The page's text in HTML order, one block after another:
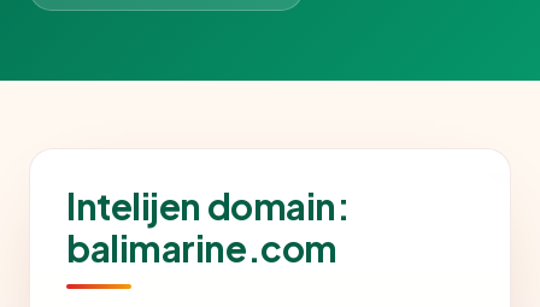
Intelijen domain:
balimarine.com